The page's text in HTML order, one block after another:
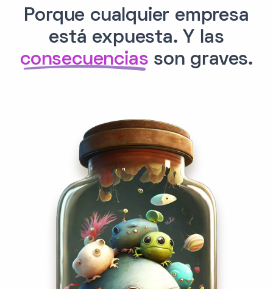
Porque cualquier empresa
está expuesta. Y las
consecuencias son graves.